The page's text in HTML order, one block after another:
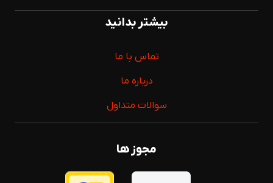
بیشتر بدانید
تماس با ما
درباره ما
سوالات متداول
مجوز ها